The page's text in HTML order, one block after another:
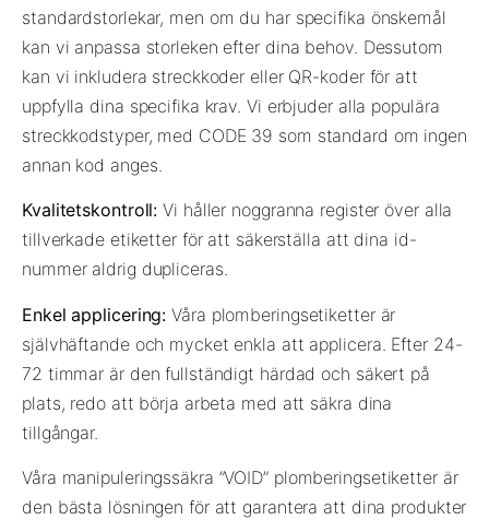
standardstorlekar, men om du har specifika önskemål
kan vi anpassa storleken efter dina behov. Dessutom
kan vi inkludera streckkoder eller QR-koder för att
uppfylla dina specifika krav. Vi erbjuder alla populära
streckkodstyper, med CODE 39 som standard om ingen
annan kod anges.
Kvalitetskontroll: Vi håller noggranna register över alla
tillverkade etiketter för att säkerställa att dina id-
nummer aldrig dupliceras.
Enkel applicering: Våra plomberingsetiketter är
självhäftande och mycket enkla att applicera. Efter 24-
72 timmar är den fullständigt härdad och säkert på
plats, redo att börja arbeta med att säkra dina
tillgångar.
Våra manipuleringssäkra ”VOID” plomberingsetiketter är
den bästa lösningen för att garantera att dina produkter